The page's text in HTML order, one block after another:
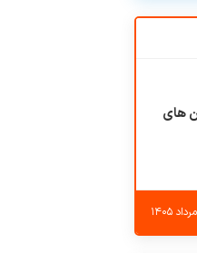
های